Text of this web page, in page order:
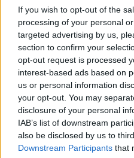
If you wish to opt-out of the
processing of your personal
targeted advertising by us,
section to confirm your
opt-out request is processed
interest-based ads based on
us or personal information
your opt-out. You may
disclosure of your personal
IAB’s list of downstream
also be disclosed by us to
Downstream Participants that
Posteriormente, en el
vendió dichas
especificar a qué
que ese dinero nunca
partido y alguien se lo
Por último, el
Partido Popularse
información en otras
investiga la corrupción
son los de laPúnica
Madrid o el de las
los papeles de